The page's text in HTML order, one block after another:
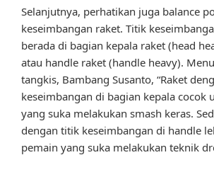
Selanjutnya, perhatikan juga balance
keseimbangan raket. Titik
berada di bagian kepala raket (head
atau handle raket (handle heavy).
tangkis, Bambang Susanto, “Raket
keseimbangan di bagian kepala cocok
yang suka melakukan smash keras.
dengan titik keseimbangan di handle
pemain yang suka melakukan teknik